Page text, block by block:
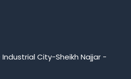
- Industrial City-Sheikh Najjar -